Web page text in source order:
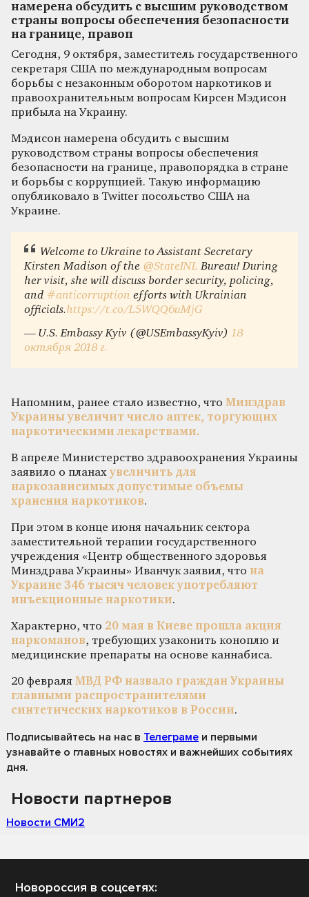
намерена обсудить с высшим руководством
страны вопросы обеспечения безопасности
на границе, правоп
Сегодня, 9 октября, заместитель государственного
секретаря США по международным вопросам
борьбы с незаконным оборотом наркотиков и
правоохранительным вопросам Кирсен Мэдисон
прибыла на Украину.
Мэдисон намерена обсудить с высшим
руководством страны вопросы обеспечения
безопасности на границе, правопорядка в стране
и борьбы с коррупцией. Такую информацию
опубликовало в Twitter посольство США на
Украине.
Welcome to Ukraine to Assistant Secretary
Kirsten Madison of the @StateINL Bureau! During
her visit, she will discuss border security, policing,
and #anticorruption efforts with Ukrainian
officials.https://t.co/L5WQQ6uMjG
— U.S. Embassy Kyiv (@USEmbassyKyiv) 18
октября 2018 г.
Напомним, ранее стало известно, что Минздрав
Украины увеличит число аптек, торгующих
наркотическими лекарствами.
В апреле Министерство здравоохранения Украины
заявило о планахувеличить для
наркозависимых допустимые объемы
хранения наркотиков.
При этом в конце июня начальник сектора
заместительной терапии государственного
учреждения «Центр общественного здоровья
Минздрава Украины» Иванчук заявил, что на
Украине 346 тысяч человек употребляют
инъекционные наркотики.
Характерно, что 20 мая в Киеве прошла акция
наркоманов, требующих узаконить коноплю и
медицинские препараты на основе каннабиса.
20 февраля МВД РФ назвало граждан Украины
главными распространителями
синтетических наркотиков в России.
Подписывайтесь на нас в Телеграме и первыми
узнавайте о главных новостях и важнейших событиях
дня.
Новости партнеров
Новости СМИ2
Новороссия в соцсетях: